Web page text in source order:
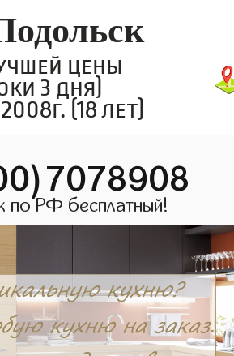
цены
3 дня)
(18 лет)
по РФ бесплатный!